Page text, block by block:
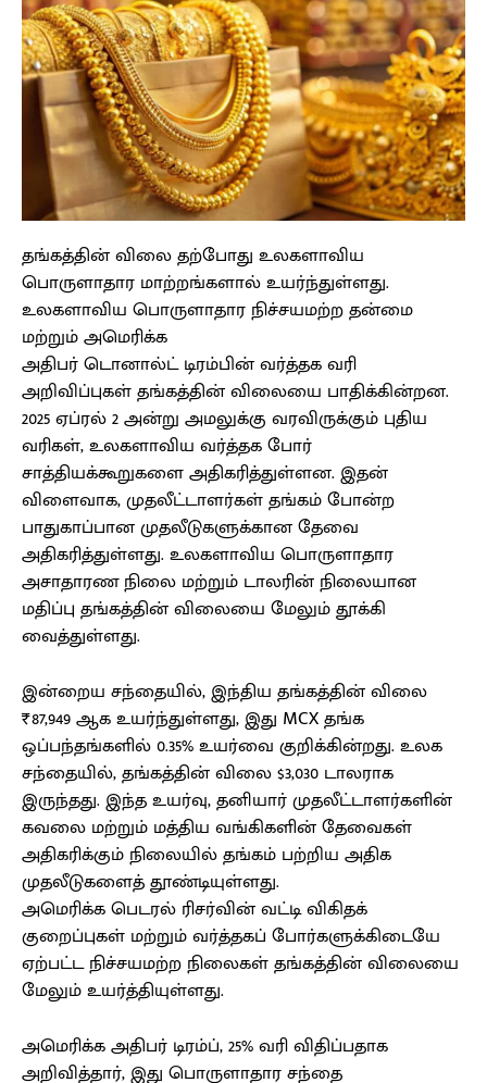
தங்கத்தின் விலை தற்போது உலகளாவிய
பொருளாதார மாற்றங்களால் உயர்ந்துள்ளது.
உலகளாவிய பொருளாதார நிச்சயமற்ற தன்மை
மற்றும் அமெரிக்க
அதிபர் டொனால்ட் டிரம்பின் வர்த்தக வரி
அறிவிப்புகள் தங்கத்தின் விலையை பாதிக்கின்றன.
2025 ஏப்ரல் 2 அன்று அமலுக்கு வரவிருக்கும் புதிய
வரிகள், உலகளாவிய வர்த்தக போர்
சாத்தியக்கூறுகளை அதிகரித்துள்ளன. இதன்
விளைவாக, முதலீட்டாளர்கள் தங்கம் போன்ற
பாதுகாப்பான முதலீடுகளுக்கான தேவை
அதிகரித்துள்ளது. உலகளாவிய பொருளாதார
அசாதாரண நிலை மற்றும் டாலரின் நிலையான
மதிப்பு தங்கத்தின் விலையை மேலும் தூக்கி
வைத்துள்ளது.
இன்றைய சந்தையில், இந்திய தங்கத்தின் விலை
₹87,949 ஆக உயர்ந்துள்ளது, இது MCX தங்க
ஒப்பந்தங்களில் 0.35% உயர்வை குறிக்கின்றது. உலக
சந்தையில், தங்கத்தின் விலை $3,030 டாலராக
இருந்தது. இந்த உயர்வு, தனியார் முதலீட்டாளர்களின்
கவலை மற்றும் மத்திய வங்கிகளின் தேவைகள்
அதிகரிக்கும் நிலையில் தங்கம் பற்றிய அதிக
முதலீடுகளைத் தூண்டியுள்ளது.
அமெரிக்க பெடரல் ரிசர்வின் வட்டி விகிதக்
குறைப்புகள் மற்றும் வர்த்தகப் போர்களுக்கிடையே
ஏற்பட்ட நிச்சயமற்ற நிலைகள் தங்கத்தின் விலையை
மேலும் உயர்த்தியுள்ளது.
அமெரிக்க அதிபர் டிரம்ப், 25% வரி விதிப்பதாக
அறிவித்தார், இது பொருளாதார சந்தை